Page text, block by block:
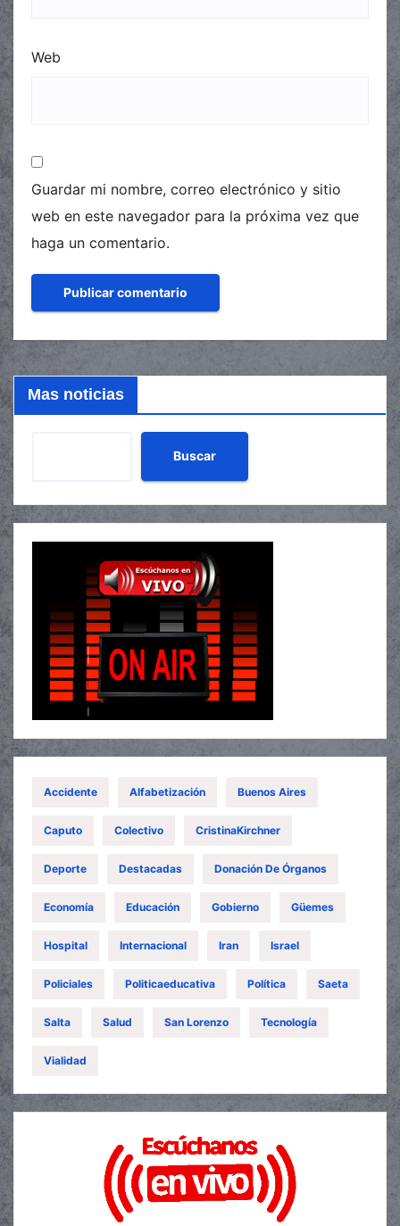
Web
Guardar mi nombre, correo electrónico y sitio
web en este navegador para la próxima vez que
haga un comentario.
Mas noticias
Buscar
Accidente Alfabetización Buenos Aires
Caputo Colectivo CristinaKirchner
Deporte Destacadas Donación De Órganos
Economía Educación Gobierno Güemes
Hospital Internacional Iran Israel
Policiales Politicaeducativa Política Saeta
Salta Salud San Lorenzo Tecnología
Vialidad